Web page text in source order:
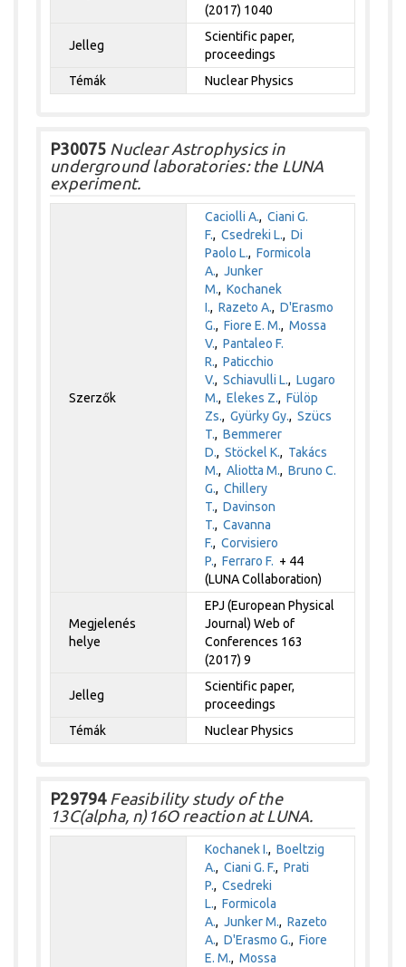
(2017) 1040
Jelleg
Scientific paper,
proceedings
Témák
Nuclear Physics
P30075 Nuclear Astrophysics in
underground laboratories: the LUNA
experiment.
Szerzők
Caciolli A.,Ciani G.
F.,Csedreki L.,Di
Paolo L.,Formicola
A.,Junker
M.,Kochanek
I.,Razeto A.,D'Erasmo
G.,Fiore E. M.,Mossa
V.,Pantaleo F.
R.,Paticchio
V.,Schiavulli L.,Lugaro
M.,Elekes Z.,Fülöp
Zs.,Gyürky Gy.,Szücs
T.,Bemmerer
D.,Stöckel K., Takács
M.,Aliotta M.,Bruno C.
G.,Chillery
T.,Davinson
T.,Cavanna
F.,Corvisiero
P.,Ferraro F. + 44
(LUNA Collaboration)
Megjelenés
helye
EPJ (European Physical
Journal) Web of
Conferences 163
(2017) 9
Jelleg
Scientific paper,
proceedings
Témák
Nuclear Physics
P29794Feasibility study of the
13C(alpha, n)16O reaction at LUNA.
Kochanek I.,Boeltzig
A.,Ciani G. F.,Prati
P.,Csedreki
L.,Formicola
A.,Junker M.,Razeto
A.,D'Erasmo G.,Fiore
E. M.,Mossa